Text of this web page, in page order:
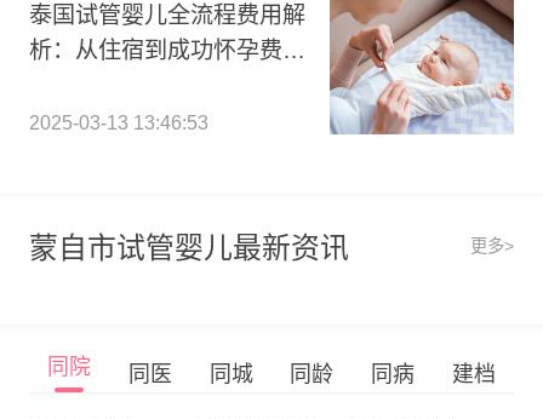
泰国试管婴儿全流程费用解
析：从住宿到成功怀孕费用
2025-03-13 13:46:53
蒙自市试管婴儿最新资讯 更多>
同院 同医 同城 同龄 同病 建档